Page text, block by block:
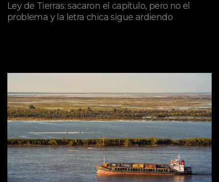
Ley de Tierras: sacaron el capítulo, pero no el
problema y la letra chica sigue ardiendo